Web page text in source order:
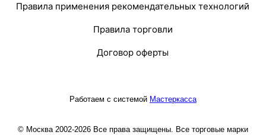
Правила применения рекомендательных технологий
Правила торговли
Договор оферты
Работаем с системой Мастеркасса
© Москва 2002-2026 Все права защищены. Все торговые марки